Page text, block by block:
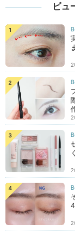
ビュ